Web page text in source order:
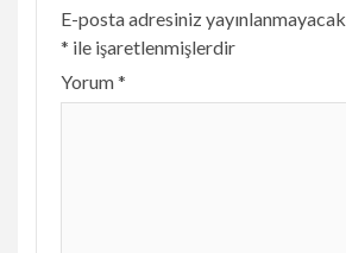
E-posta adresiniz yayınlanmayacak.
* ile işaretlenmişlerdir
Yorum*